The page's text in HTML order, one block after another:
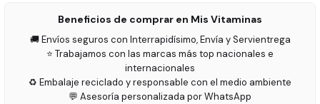
Beneficios de comprar en Mis Vitaminas
🚚 Envíos seguros con Interrapidísimo, Envía y Servientrega
⭐ Trabajamos con las marcas más top nacionales e
internacionales
♻️ Embalaje reciclado y responsable con el medio ambiente
💬 Asesoría personalizada por WhatsApp